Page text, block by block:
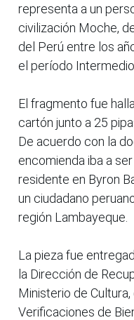
representa a un
civilización Moche,
del Perú entre los
el período
El fragmento fue
cartón junto a 25
De acuerdo con la
encomienda iba a
residente en Byron
un ciudadano
región Lambayeque.
La pieza fue
la Dirección de
Ministerio de
Verificaciones de